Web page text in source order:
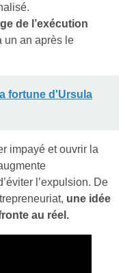
de l’exécution
un an après le
fortune d'Ursula
impayé et ouvrir la
l’expulsion. De
une idée
au réel.